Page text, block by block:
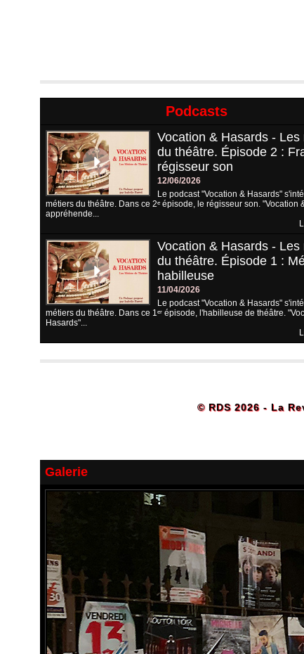
Podcasts
Vocation & Hasards - Les
du théâtre. Épisode 2 :
régisseur son
12/06/2026
Le podcast "Vocation & Hasards"
métiers du théâtre. Dans ce 2ᵉ épisode, le régisseur son. "Vocation
appréhende...
Vocation & Hasards - Les
du théâtre. Épisode 1 :
habilleuse
11/04/2026
Le podcast "Vocation & Hasards"
métiers du théâtre. Dans ce 1ᵉʳ épisode, l'habilleuse de théâtre.
Hasards"...
© RDS 2026 - La
Galerie